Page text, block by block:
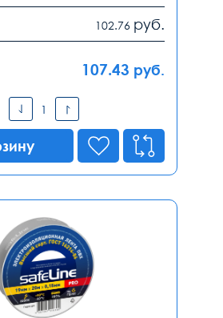
102.76 руб.
107.43 руб.